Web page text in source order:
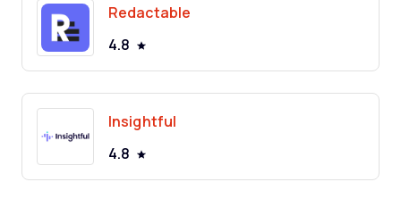
Redactable
4.8
Insightful
4.8